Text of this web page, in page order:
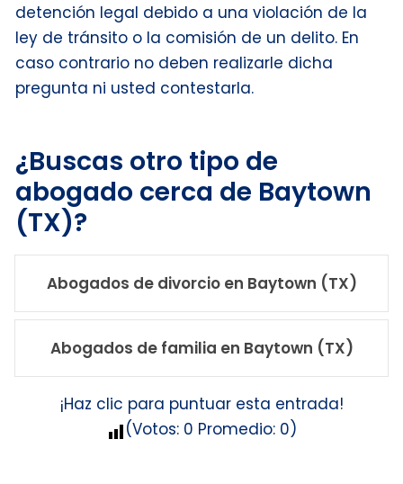
detención legal debido a una violación de la
ley de tránsito o la comisión de un delito. En
caso contrario no deben realizarle dicha
pregunta ni usted contestarla.
¿Buscas otro tipo de
abogado cerca de Baytown
(TX)?
Abogados de divorcio en Baytown (TX)
Abogados de familia en Baytown (TX)
¡Haz clic para puntuar esta entrada!
(Votos: 0 Promedio: 0)